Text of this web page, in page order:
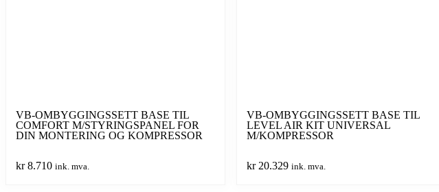
VB-OMBYGGINGSSETT BASE TIL
COMFORT M/STYRINGSPANEL FOR
DIN MONTERING OG KOMPRESSOR
kr8.710 ink. mva.
VB-OMBYGGINGSSETT BASE TIL
LEVEL AIR KIT UNIVERSAL
M/KOMPRESSOR
kr20.329 ink. mva.